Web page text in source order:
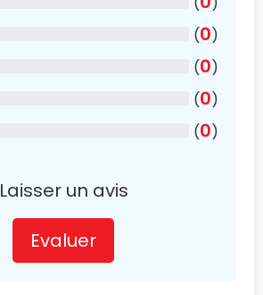
(0)
(0)
(0)
(0)
Laisser un avis
Evaluer